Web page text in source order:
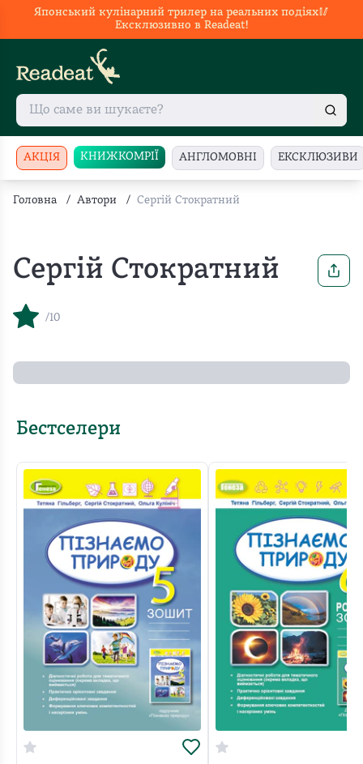
Японський кулінарний трилер на реальних подіях🥢
Ексклюзивно в Readeat!
АКЦІЯ КНИЖКОМРІЇ АНГЛОМОВНІ ЕКСКЛЮЗИВИ
Головна / Автори / Сергій Стократний
Сергій Стократний
/10
Бестселери